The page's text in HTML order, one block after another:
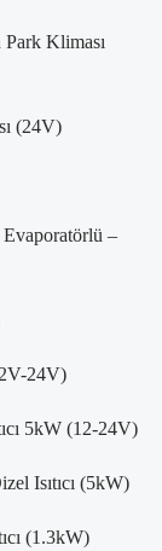
Kliması
(24V)
–
24V)
5kW (12-24V)
Isıtıcı (5kW)
(1.3kW)